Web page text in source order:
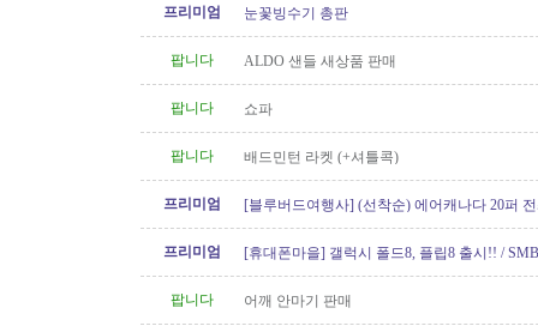
프리미엄 눈꽃빙수기 총판
팝니다 ALDO 샌들 새상품 판매
팝니다 쇼파
팝니다 배드민턴 라켓 (+셔틀콕)
프리미엄 [블루버드여행사] (선착순) 에어캐나다 20퍼
프리미엄
[휴대폰마을] 갤럭시 폴드8, 플립8 출시!! /
팝니다
어깨 안마기 판매